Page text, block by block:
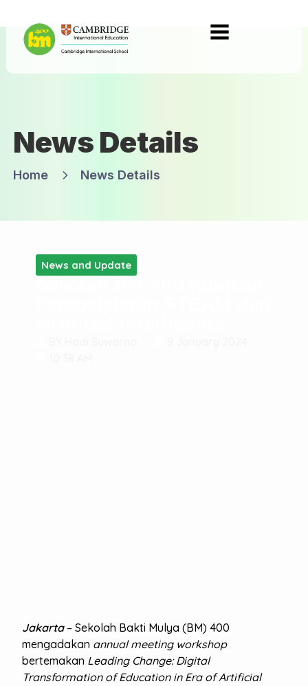
News Details
Home News Details
News and Update
Jakarta– Sekolah Bakti Mulya (BM) 400
mengadakan annual meeting workshop
bertemakan Leading Change: Digital
Transformation of Education in Era of Artificial